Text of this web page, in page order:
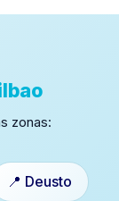
zonas:
📍 Deusto